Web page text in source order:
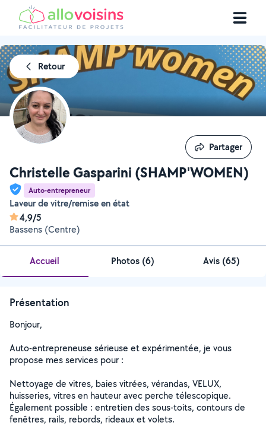
Retour
Christelle Gasparini (SHAMP'WOMEN)
Auto-entrepreneur
Laveur de vitre/remise en état
4,9/5
Bassens (Centre)
Partager
Partager
Accueil Photos (6) Avis (65)
Présentation
Bonjour,
Auto-entrepreneuse sérieuse et expérimentée, je vous
propose mes services pour :
Nettoyage de vitres, baies vitrées, vérandas, VELUX,
huisseries, vitres en hauteur avec perche télescopique.
Également possible : entretien des sous-toits, contours de
fenêtres, rails, rebords, rideaux et volets.